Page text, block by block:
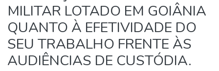
MILITAR LOTADO EM GOIÂNIA
QUANTO À EFETIVIDADE DO
SEU TRABALHO FRENTE ÀS
AUDIÊNCIAS DE CUSTÓDIA.